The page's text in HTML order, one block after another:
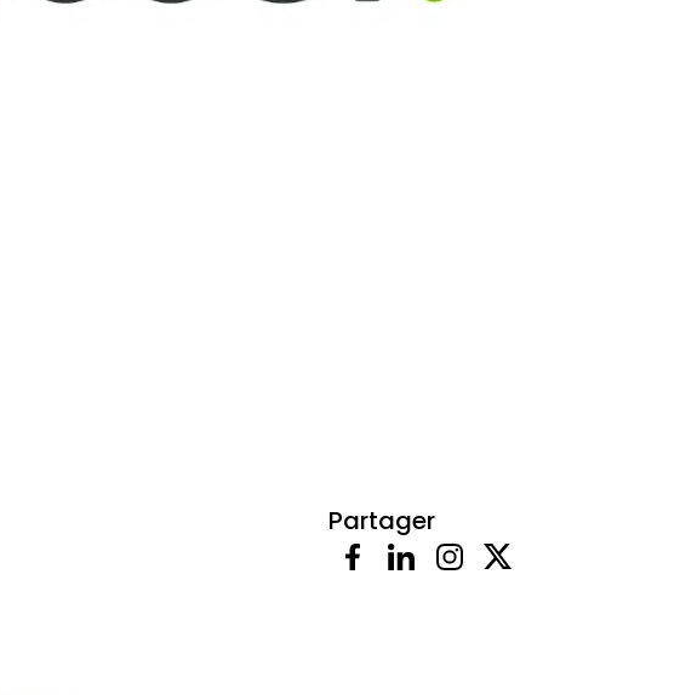
Partager